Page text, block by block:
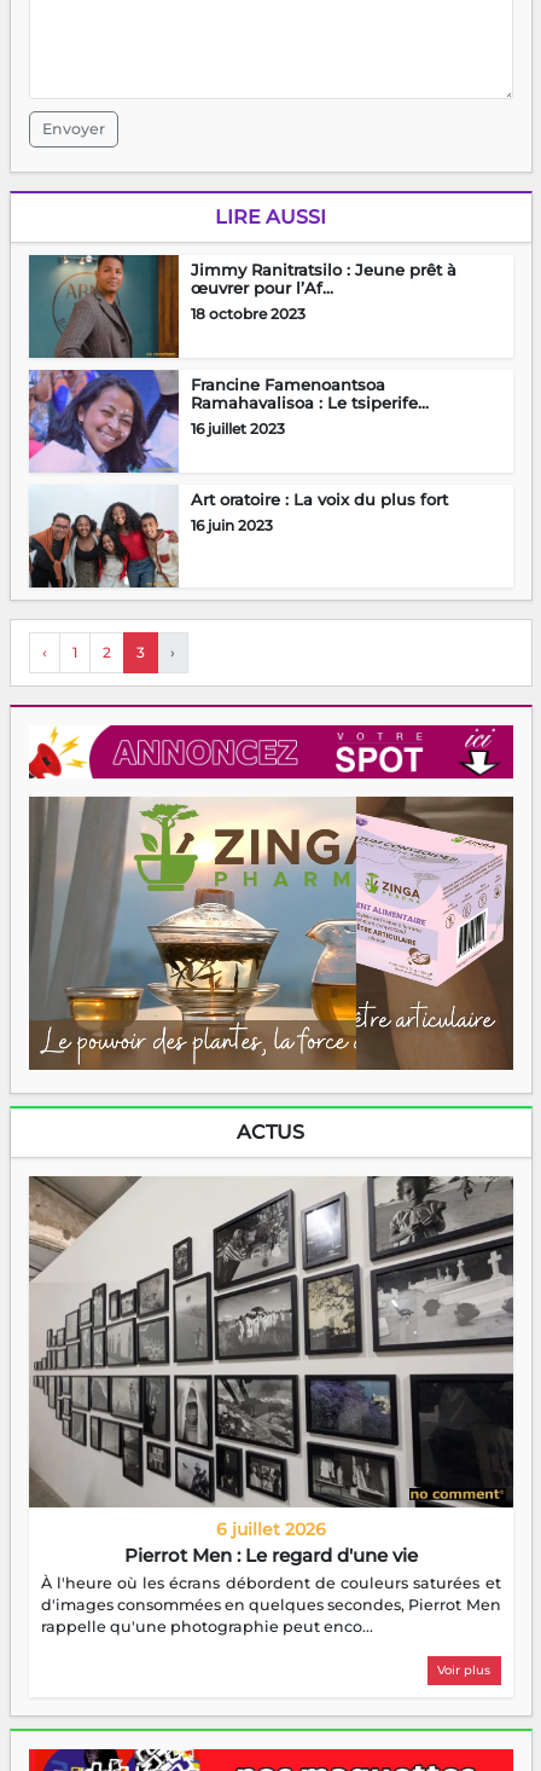
Envoyer
LIRE AUSSI
Jimmy Ranitratsilo : Jeune prêt à
œuvrer pour l’Af...
18 octobre 2023
Francine Famenoantsoa
Ramahavalisoa : Le tsiperife...
16 juillet 2023
Art oratoire : La voix du plus fort
16 juin 2023
‹ 1 2 3 ›
ACTUS
6 juillet 2026
Pierrot Men : Le regard d'une vie
À l'heure où les écrans débordent de couleurs saturées et
d'images consommées en quelques secondes, Pierrot Men
rappelle qu'une photographie peut enco...
Voir plus